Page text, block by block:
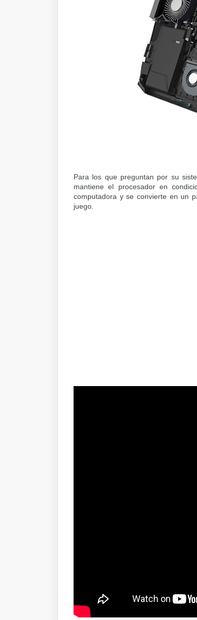
Para los que preguntan por su
mantiene el procesador en
computadora y se convierte en un
juego.